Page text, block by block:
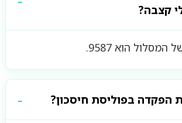
קצבה?
הוא 9587.
הפקדה בפוליסת חיסכון?